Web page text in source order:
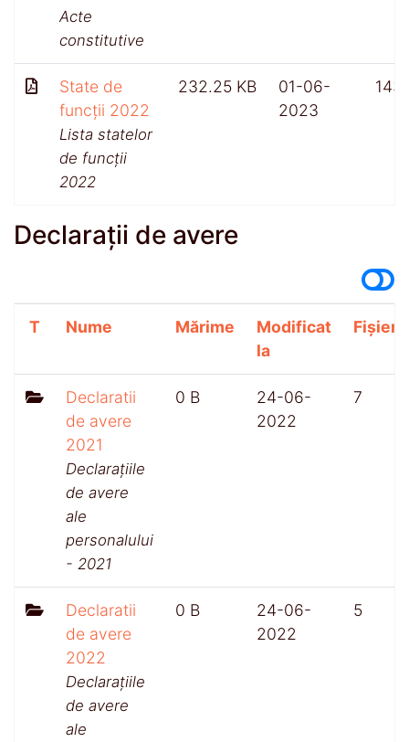
Acte
constitutive
State de
funcții 2022
Lista statelor
de funcții
2022
232.25 KB
01-06-
2023
Declarații de avere
T Nume Mărime
Modificat
la
Fișiere
Declaratii
de avere
2021
Declarațiile
de avere
ale
personalului
- 2021
0 B
24-06-
2022
7
Declaratii
de avere
2022
Declarațiile
de avere
ale
0 B
24-06-
2022
5